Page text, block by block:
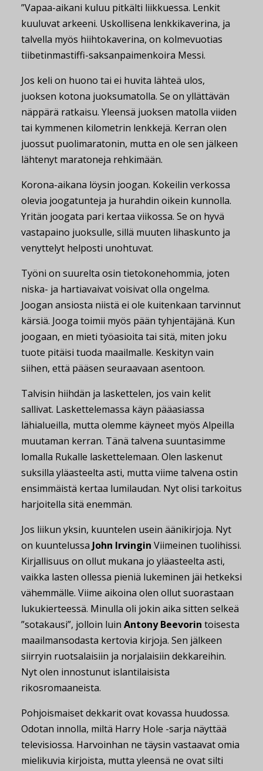
”Vapaa-aikani kuluu pitkälti liikkuessa. Lenkit
kuuluvat arkeeni. Uskollisena lenkkikaverina, ja
talvella myös hiihtokaverina, on kolmevuotias
tiibetinmastiffi-saksanpaimenkoira Messi.
Jos keli on huono tai ei huvita lähteä ulos,
juoksen kotona juoksumatolla. Se on yllättävän
näppärä ratkaisu. Yleensä juoksen matolla viiden
tai kymmenen kilometrin lenkkejä. Kerran olen
juossut puolimaratonin, mutta en ole sen jälkeen
lähtenyt maratoneja rehkimään.
Korona-aikana löysin joogan. Kokeilin verkossa
olevia joogatunteja ja hurahdin oikein kunnolla.
Yritän joogata pari kertaa viikossa. Se on hyvä
vastapaino juoksulle, sillä muuten lihaskunto ja
venyttelyt helposti unohtuvat.
Työni on suurelta osin tietokonehommia, joten
niska- ja hartiavaivat voisivat olla ongelma.
Joogan ansiosta niistä ei ole kuitenkaan tarvinnut
kärsiä. Jooga toimii myös pään tyhjentäjänä. Kun
joogaan, en mieti työasioita tai sitä, miten joku
tuote pitäisi tuoda maailmalle. Keskityn vain
siihen, että pääsen seuraavaan asentoon.
Talvisin hiihdän ja laskettelen, jos vain kelit
sallivat. Laskettelemassa käyn pääasiassa
lähialueilla, mutta olemme käyneet myös Alpeilla
muutaman kerran. Tänä talvena suuntasimme
lomalla Rukalle laskettelemaan. Olen laskenut
suksilla yläasteelta asti, mutta viime talvena ostin
ensimmäistä kertaa lumilaudan. Nyt olisi tarkoitus
harjoitella sitä enemmän.
Jos liikun yksin, kuuntelen usein äänikirjoja. Nyt
on kuuntelussa John Irvingin Viimeinen tuolihissi.
Kirjallisuus on ollut mukana jo yläasteelta asti,
vaikka lasten ollessa pieniä lukeminen jäi hetkeksi
vähemmälle. Viime aikoina olen ollut suorastaan
lukukierteessä. Minulla oli jokin aika sitten selkeä
”sotakausi”, jolloin luin Antony Beevorin toisesta
maailmansodasta kertovia kirjoja. Sen jälkeen
siirryin ruotsalaisiin ja norjalaisiin dekkareihin.
Nyt olen innostunut islantilaisista
rikosromaaneista.
Pohjoismaiset dekkarit ovat kovassa huudossa.
Odotan innolla, miltä Harry Hole -sarja näyttää
televisiossa. Harvoinhan ne täysin vastaavat omia
mielikuvia kirjoista, mutta yleensä ne ovat silti